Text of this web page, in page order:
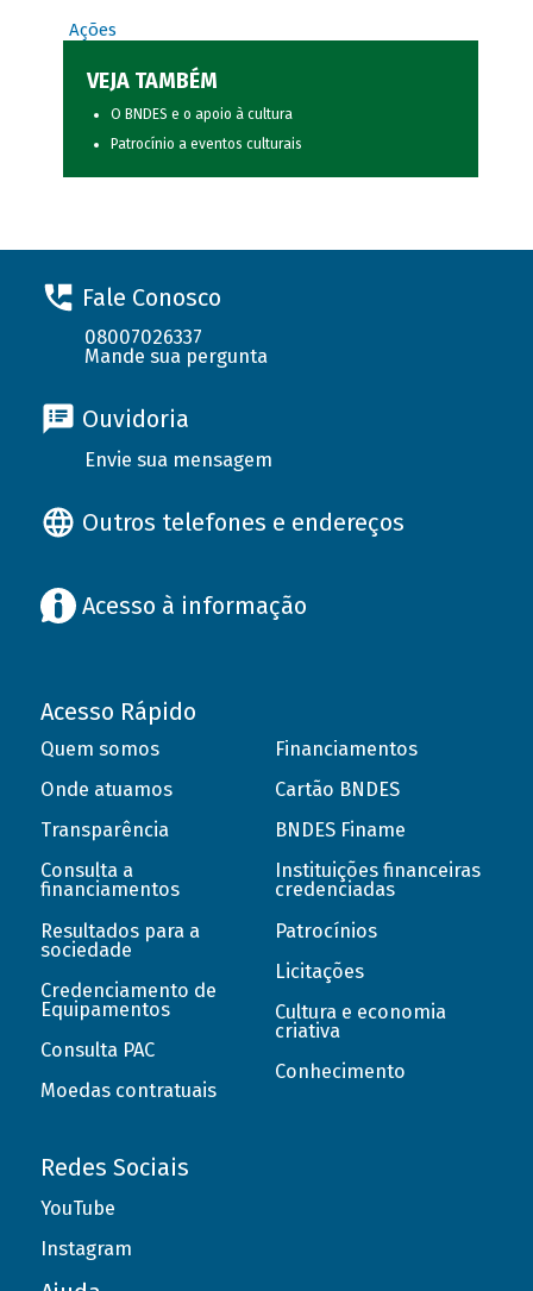
Ações
VEJA TAMBÉM
O BNDES e o apoio à cultura
Patrocínio a eventos culturais
Fale Conosco
08007026337
Mande sua pergunta
Ouvidoria
Envie sua mensagem
Outros telefones e endereços
Acesso à informação
Acesso Rápido
Quem somos
Onde atuamos
Transparência
Consulta a
financiamentos
Resultados para a
sociedade
Credenciamento de
Equipamentos
Consulta PAC
Moedas contratuais
Financiamentos
Cartão BNDES
BNDES Finame
Instituições financeiras
credenciadas
Patrocínios
Licitações
Cultura e economia
criativa
Conhecimento
Redes Sociais
YouTube
Instagram